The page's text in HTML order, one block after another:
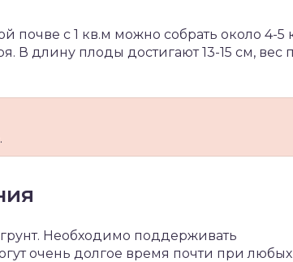
с 1 кв.м можно собрать около 4-5
В длину плоды достигают 13-15 см, вес
Необходимо поддерживать
очень долгое время почти при любых